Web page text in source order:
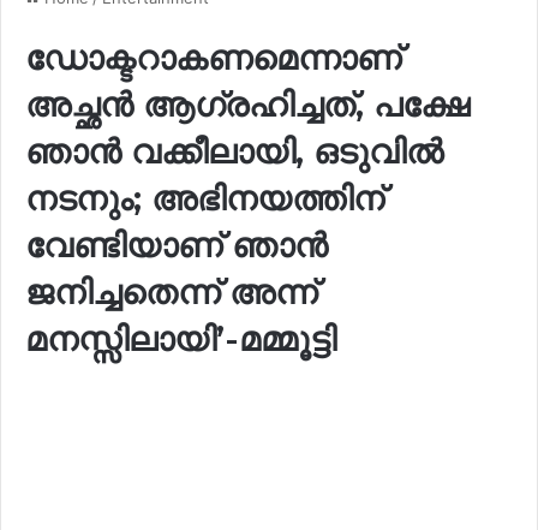
ഡോക്ടറാകണമെന്നാണ്
അച്ഛൻ ആഗ്രഹിച്ചത്, പക്ഷേ
ഞാൻ വക്കീലായി, ഒടുവിൽ
നടനും; അഭിനയത്തിന്
വേണ്ടിയാണ് ഞാൻ
ജനിച്ചതെന്ന് അന്ന്
മനസ്സിലായി’-മമ്മൂട്ടി